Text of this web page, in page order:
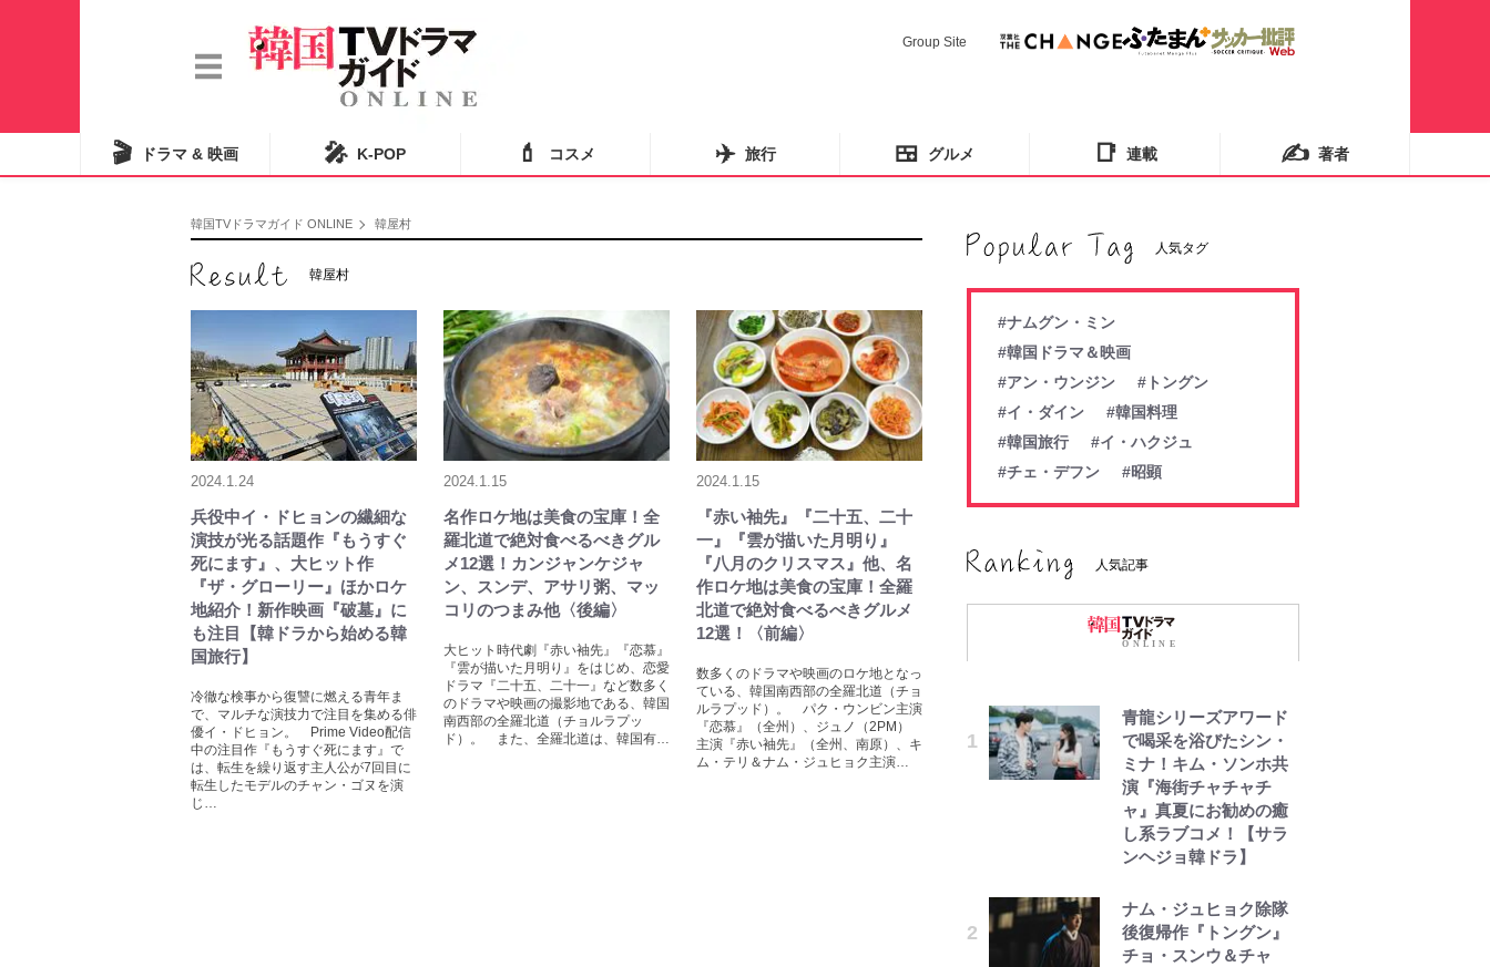
Group Site
🎬 ドラマ & 映画 🎤 K-POP 💄 コスメ ✈️ 旅行 🍱 グルメ 📑 連載 ✍️ 著者
韓国TVドラマガイド ONLINE 韓屋村
韓屋村
2024.1.24
兵役中イ・ドヒョンの繊細な
演技が光る話題作『もうすぐ
死にます』、大ヒット作
『ザ・グローリー』ほかロケ
地紹介！新作映画『破墓』に
も注目【韓ドラから始める韓
国旅行】
冷徹な検事から復讐に燃える青年ま
で、マルチな演技力で注目を集める俳
優イ・ドヒョン。 Prime Video配信
中の注目作『もうすぐ死にます』で
は、転生を繰り返す主人公が7回目に
転生したモデルのチャン・ゴヌを演
じ…
2024.1.15
名作ロケ地は美食の宝庫！全
羅北道で絶対食べるべきグル
メ12選！カンジャンケジャ
ン、スンデ、アサリ粥、マッ
コリのつまみ他〈後編〉
大ヒット時代劇『赤い袖先』『恋慕』
『雲が描いた月明り』をはじめ、恋愛
ドラマ『二十五、二十一』など数多く
のドラマや映画の撮影地である、韓国
南西部の全羅北道（チョルラプッ
ド）。 また、全羅北道は、韓国有…
2024.1.15
『赤い袖先』『二十五、二十
一』『雲が描いた月明り』
『八月のクリスマス』他、名
作ロケ地は美食の宝庫！全羅
北道で絶対食べるべきグルメ
12選！〈前編〉
数多くのドラマや映画のロケ地となっ
ている、韓国南西部の全羅北道（チョ
ルラプッド）。 パク・ウンビン主演
『恋慕』（全州）、ジュノ（2PM）
主演『赤い袖先』（全州、南原）、キ
ム・テリ＆ナム・ジュヒョク主演…
人気タグ
#ナムグン・ミン
#韓国ドラマ＆映画
#アン・ウンジン
#トングン
#イ・ダイン
#韓国料理
#韓国旅行
#イ・ハクジュ
#チェ・デフン
#昭顕
人気記事
青龍シリーズアワード
で喝采を浴びたシン・
ミナ！キム・ソンホ共
演『海街チャチャチ
ャ』真夏にお勧めの癒
し系ラブコメ！【サラ
ンヘジョ韓ドラ】
ナム・ジュヒョク除隊
後復帰作『トングン』
チョ・スンウ＆チャ